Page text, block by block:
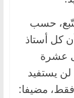
حسب
كل أستاذ
عشرة
لن يستفيد
مضيفا: